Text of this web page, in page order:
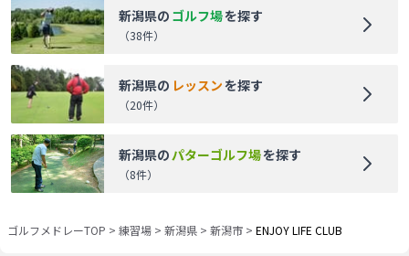
新潟県の ゴルフ場を探す
（38件）
新潟県の レッスンを探す
（20件）
新潟県の パターゴルフ場を探す
（8件）
ゴルフメドレーTOP > 練習場 > 新潟県 > 新潟市 > ENJOY LIFE CLUB